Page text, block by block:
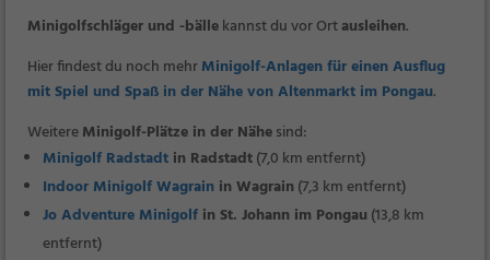
Minigolfschläger und -bällekannst du vor Ortausleihen.
Hier findest du noch mehrMinigolf-Anlagen für einen Ausflug
mit Spiel und Spaß in der Nähe von Altenmarkt im Pongau.
WeitereMinigolf-Plätze in der Nähesind:
Minigolf Radstadt in Radstadt(7,0 km entfernt)
Indoor Minigolf Wagrain in Wagrain (7,3 km entfernt)
Jo Adventure Minigolf in St. Johann im Pongau (13,8 km
entfernt)